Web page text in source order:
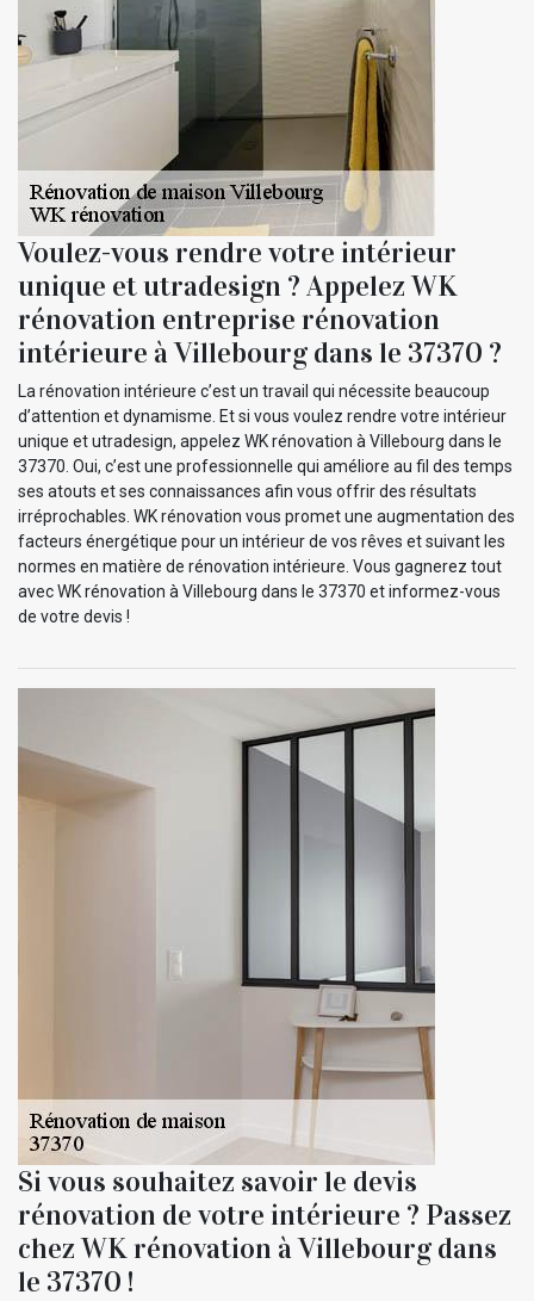
Voulez-vous rendre votre intérieur
unique et utradesign ? Appelez WK
rénovation entreprise rénovation
intérieure à Villebourg dans le 37370 ?
La rénovation intérieure c’est un travail qui nécessite beaucoup
d’attention et dynamisme. Et si vous voulez rendre votre intérieur
unique et utradesign, appelez WK rénovation à Villebourg dans le
37370. Oui, c’est une professionnelle qui améliore au fil des temps
ses atouts et ses connaissances afin vous offrir des résultats
irréprochables. WK rénovation vous promet une augmentation des
facteurs énergétique pour un intérieur de vos rêves et suivant les
normes en matière de rénovation intérieure. Vous gagnerez tout
avec WK rénovation à Villebourg dans le 37370 et informez-vous
de votre devis !
Si vous souhaitez savoir le devis
rénovation de votre intérieure ? Passez
chez WK rénovation à Villebourg dans
le 37370 !